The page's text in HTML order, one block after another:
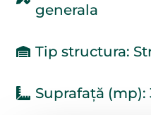
generala
Tip structura:
Suprafață (mp):